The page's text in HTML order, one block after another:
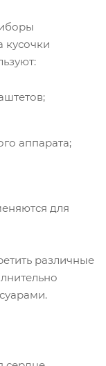
кусочки
аппарата;
для
различные